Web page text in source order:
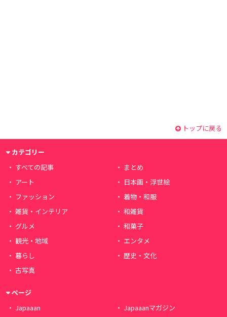
トップに戻る
カテゴリー
すべての記事
まとめ
アート
日本画・浮世絵
ファッション
着物・和服
雑貨・インテリア
和雑貨
グルメ
和菓子
観光・地域
エンタメ
暮らし
歴史・文化
古写真
ページ
Japaaan
Japaaanマガジン